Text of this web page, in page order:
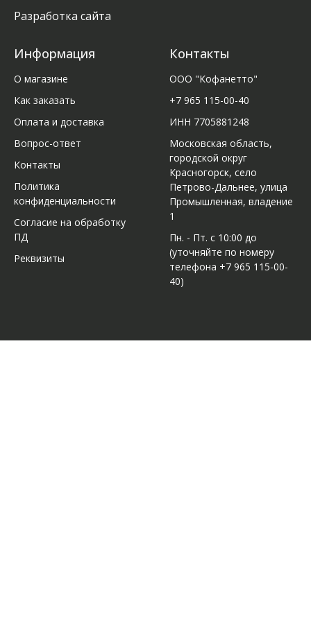
Разработка сайта
Информация
О магазине
Как заказать
Оплата и доставка
Вопрос-ответ
Контакты
Политика
конфиденциальности
Согласие на обработку
ПД
Реквизиты
Контакты
ООО "Кофанетто"
+7 965 115-00-40
ИНН 7705881248
Московская область,
городской округ
Красногорск, село
Петрово-Дальнее, улица
Промышленная, владение
1
Пн. - Пт. с 10:00 до
(уточняйте по номеру
телефона +7 965 115-00-
40)